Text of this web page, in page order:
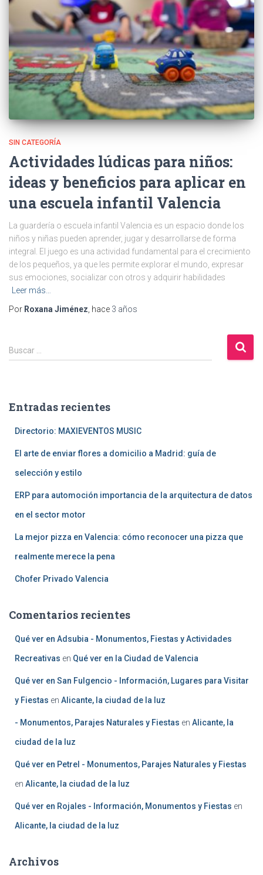
SIN CATEGORÍA
Actividades lúdicas para niños:
ideas y beneficios para aplicar en
una escuela infantil Valencia
La guardería o escuela infantil Valencia es un espacio donde los
niños y niñas pueden aprender, jugar y desarrollarse de forma
integral. El juego es una actividad fundamental para el crecimiento
de los pequeños, ya que les permite explorar el mundo, expresar
sus emociones, socializar con otros y adquirir habilidades
Leer más…
Por Roxana Jiménez , hace 3 años
B
u
r
Buscar …
Entradas recientes
Directorio: MAXIEVENTOS MUSIC
El arte de enviar flores a domicilio a Madrid: guía de
selección y estilo
ERP para automoción importancia de la arquitectura de datos
en el sector motor
La mejor pizza en Valencia: cómo reconocer una pizza que
realmente merece la pena
Chofer Privado Valencia
Comentarios recientes
Qué ver en Adsubia - Monumentos, Fiestas y Actividades
Recreativas en Qué ver en la Ciudad de Valencia
Qué ver en San Fulgencio - Información, Lugares para Visitar
y Fiestas en Alicante, la ciudad de la luz
- Monumentos, Parajes Naturales y Fiestas en Alicante, la
ciudad de la luz
Qué ver en Petrel - Monumentos, Parajes Naturales y Fiestas
en Alicante, la ciudad de la luz
Qué ver en Rojales - Información, Monumentos y Fiestas en
Alicante, la ciudad de la luz
Archivos